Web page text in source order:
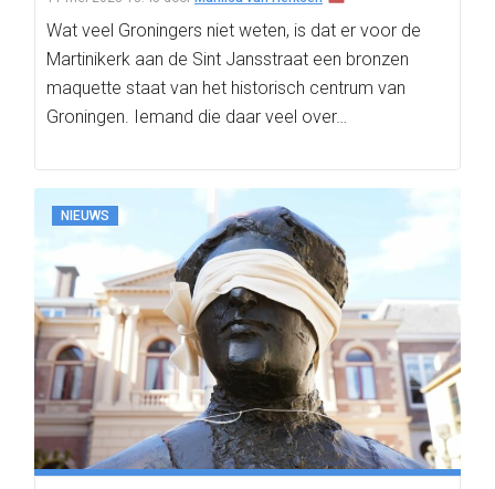
Wat veel Groningers niet weten, is dat er voor de
Martinikerk aan de Sint Jansstraat een bronzen
maquette staat van het historisch centrum van
Groningen. Iemand die daar veel over…
NIEUWS